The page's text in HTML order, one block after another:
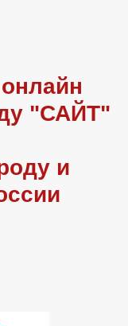
"САЙТ"
и